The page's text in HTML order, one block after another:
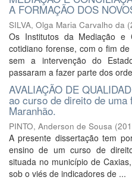
A FORMAÇÃO DOS
SILVA, Olga Maria Carvalho da (
Os Institutos da Mediação e
cotidiano forense, com o fim
sem a intervenção do
passaram a fazer parte dos
AVALIAÇÃO DE
ao curso de direito de
Maranhão.
PINTO, Anderson de Sousa (
A presente dissertação tem
ensino de um curso de
situada no município de
sob o viés de indicadores de ...